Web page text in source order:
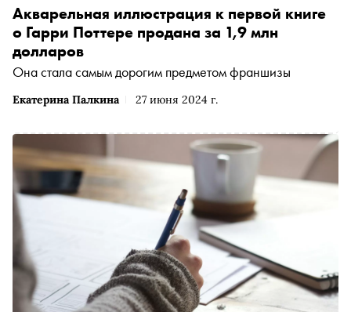
Екатерина Палкина 27 июня 2024 г.
Акварельная иллюстрация к первой книге
о Гарри Поттере продана за 1,9 млн
долларов
Она стала самым дорогим предметом франшизы